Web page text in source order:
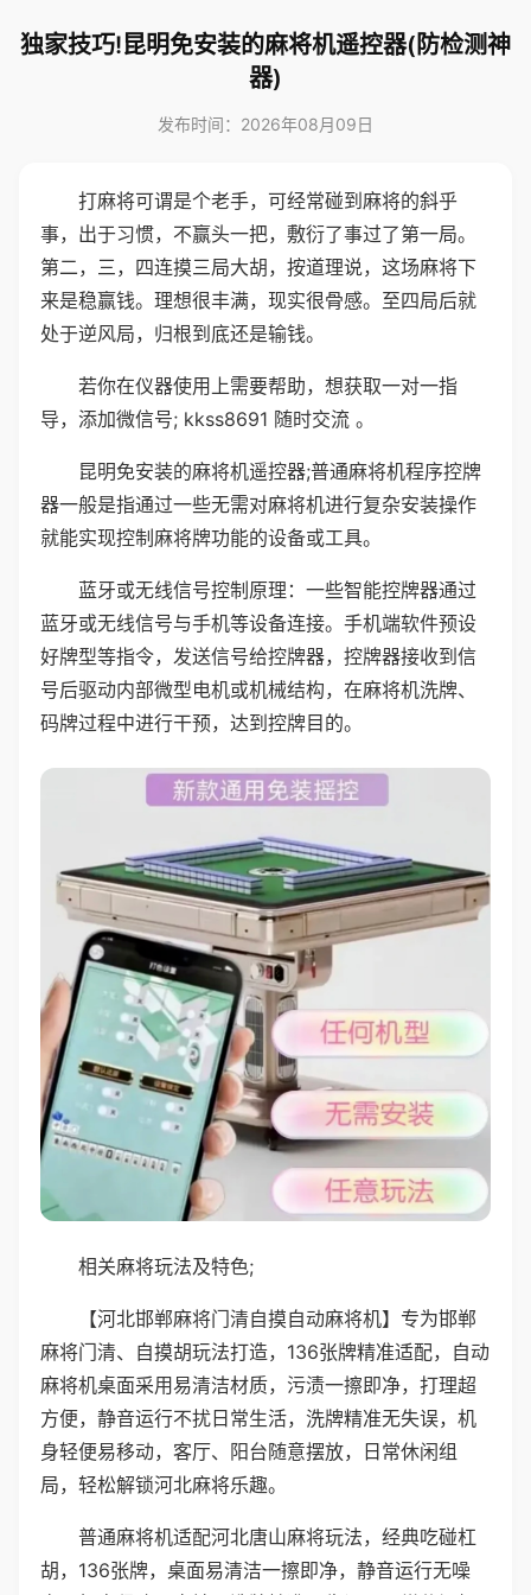
独家技巧!昆明免安装的麻将机遥控器(防检测神
器)
发布时间：2026年08月09日
打麻将可谓是个老手，可经常碰到麻将的斜乎
事，出于习惯，不赢头一把，敷衍了事过了第一局。
第二，三，四连摸三局大胡，按道理说，这场麻将下
来是稳赢钱。理想很丰满，现实很骨感。至四局后就
处于逆风局，归根到底还是输钱。
若你在仪器使用上需要帮助，想获取一对一指
导，添加微信号; kkss8691 随时交流 。
昆明免安装的麻将机遥控器;普通麻将机程序控牌
器一般是指通过一些无需对麻将机进行复杂安装操作
就能实现控制麻将牌功能的设备或工具。
蓝牙或无线信号控制原理：一些智能控牌器通过
蓝牙或无线信号与手机等设备连接。手机端软件预设
好牌型等指令，发送信号给控牌器，控牌器接收到信
号后驱动内部微型电机或机械结构，在麻将机洗牌、
码牌过程中进行干预，达到控牌目的。
相关麻将玩法及特色;
【河北邯郸麻将门清自摸自动麻将机】专为邯郸
麻将门清、自摸胡玩法打造，136张牌精准适配，自动
麻将机桌面采用易清洁材质，污渍一擦即净，打理超
方便，静音运行不扰日常生活，洗牌精准无失误，机
身轻便易移动，客厅、阳台随意摆放，日常休闲组
局，轻松解锁河北麻将乐趣。
普通麻将机适配河北唐山麻将玩法，经典吃碰杠
胡，136张牌，桌面易清洁一擦即净，静音运行无噪